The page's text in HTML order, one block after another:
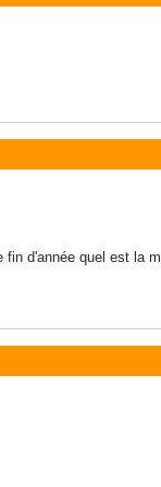
d'année quel est la